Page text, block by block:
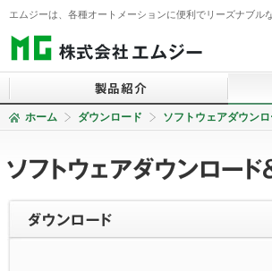
エムジーは、各種オートメーションに便利でリーズナブ
2線式信号変換器
ホーム ダウンロード ソフトウェアダウン